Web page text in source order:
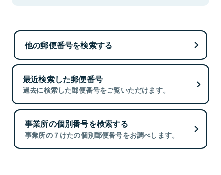
他の郵便番号を検索する
最近検索した郵便番号
過去に検索した郵便番号をご覧いただけます。
事業所の個別番号を検索する
事業所の７けたの個別郵便番号をお調べします。